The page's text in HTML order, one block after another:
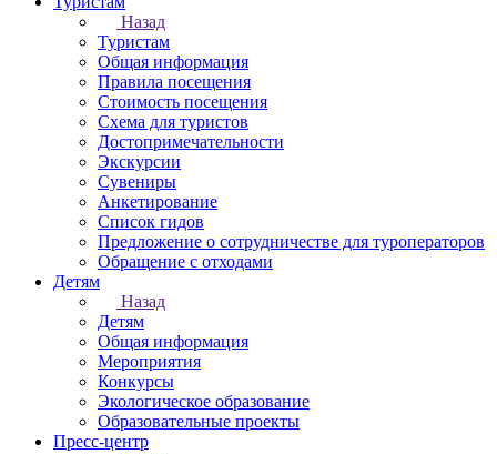
Назад
Туристам
Общая информация
Правила посещения
Стоимость посещения
Схема для туристов
Достопримечательности
Экскурсии
Сувениры
Анкетирование
Список гидов
Предложение о сотрудничестве для туроператоров
Обращение с отходами
Детям
Назад
Детям
Общая информация
Мероприятия
Конкурсы
Экологическое образование
Образовательные проекты
Пресс-центр